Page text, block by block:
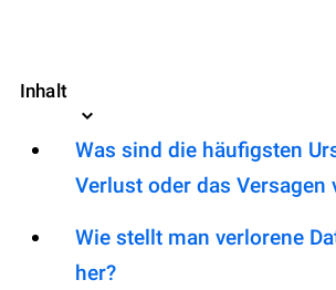
Inhalt
Was sind die häufigsten
Verlust oder das Versagen
Wie stellt man verlorene
her?